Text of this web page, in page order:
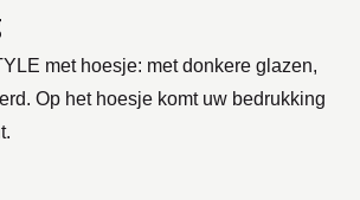
met hoesje: met donkere glazen,
Op het hoesje komt uw bedrukking